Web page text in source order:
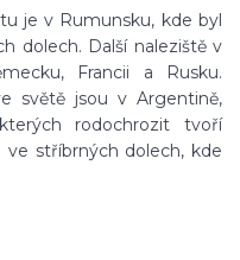
je v Rumunsku, kde byl
dolech. Další naleziště v
Francii a Rusku.
světě jsou v Argentině,
rodochrozit tvoří
ve stříbrných dolech, kde